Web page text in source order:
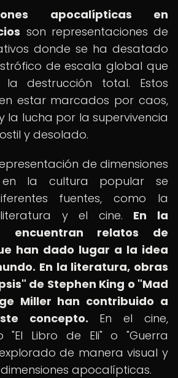
apocalípticas en
son representaciones de
donde se ha desatado
de escala global que
destrucción total. Estos
estar marcados por caos,
la lucha por la supervivencia
y desolado.
de dimensiones
en la cultura popular se
fuentes, como la
y el cine. En la
encuentran relatos de
han dado lugar a la idea
En la literatura, obras
de Stephen King o "Mad
Miller han contribuido a
concepto. En el cine,
"El Libro de Eli" o "Guerra
de manera visual y
apocalípticas.